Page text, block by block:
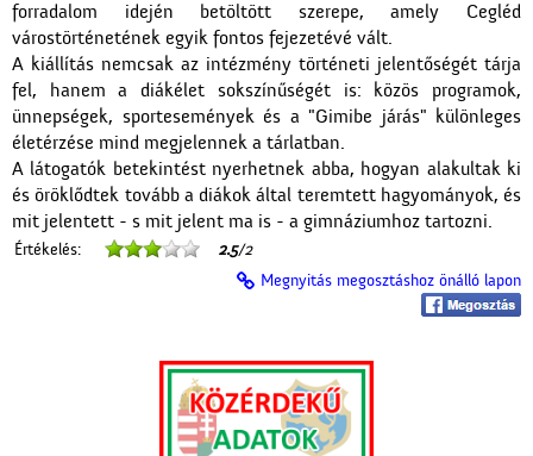
forradalom idején betöltött szerepe, amely Cegléd
várostörténetének egyik fontos fejezetévé vált.
A kiállítás nemcsak az intézmény történeti jelentőségét tárja
fel, hanem a diákélet sokszínűségét is: közös programok,
ünnepségek, sportesemények és a "Gimibe járás" különleges
életérzése mind megjelennek a tárlatban.
A látogatók betekintést nyerhetnek abba, hogyan alakultak ki
és öröklődtek tovább a diákok által teremtett hagyományok, és
mit jelentett - s mit jelent ma is - a gimnáziumhoz tartozni.
Értékelés: 2.5/2
Megnyitás megosztáshoz önálló lapon